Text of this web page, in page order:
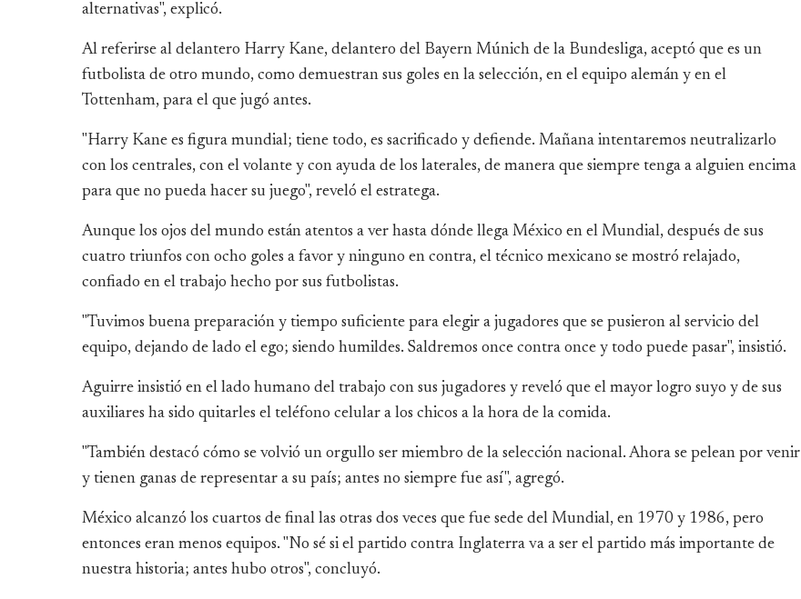
alternativas", explicó.
Al referirse al delantero Harry Kane, delantero del Bayern Múnich de la Bundesliga, aceptó que es un
futbolista de otro mundo, como demuestran sus goles en la selección, en el equipo alemán y en el
Tottenham, para el que jugó antes.
"Harry Kane es figura mundial; tiene todo, es sacrificado y defiende. Mañana intentaremos neutralizarlo
con los centrales, con el volante y con ayuda de los laterales, de manera que siempre tenga a alguien encima
para que no pueda hacer su juego", reveló el estratega.
Aunque los ojos del mundo están atentos a ver hasta dónde llega México en el Mundial, después de sus
cuatro triunfos con ocho goles a favor y ninguno en contra, el técnico mexicano se mostró relajado,
confiado en el trabajo hecho por sus futbolistas.
"Tuvimos buena preparación y tiempo suficiente para elegir a jugadores que se pusieron al servicio del
equipo, dejando de lado el ego; siendo humildes. Saldremos once contra once y todo puede pasar", insistió.
Aguirre insistió en el lado humano del trabajo con sus jugadores y reveló que el mayor logro suyo y de sus
auxiliares ha sido quitarles el teléfono celular a los chicos a la hora de la comida.
"También destacó cómo se volvió un orgullo ser miembro de la selección nacional. Ahora se pelean por venir
y tienen ganas de representar a su país; antes no siempre fue así", agregó.
México alcanzó los cuartos de final las otras dos veces que fue sede del Mundial, en 1970 y 1986, pero
entonces eran menos equipos. "No sé si el partido contra Inglaterra va a ser el partido más importante de
nuestra historia; antes hubo otros", concluyó.